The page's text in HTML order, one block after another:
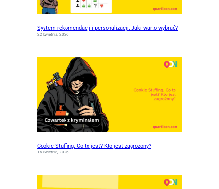
System rekomendacji i personalizacji. Jaki warto wybrać?
22 kwietnia, 2026
Cookie Stuffing. Co to jest? Kto jest zagrożony?
16 kwietnia, 2026